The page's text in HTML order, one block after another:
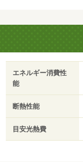
エネルギー消費性
能
断熱性能
目安光熱費